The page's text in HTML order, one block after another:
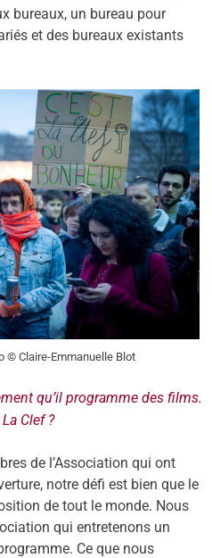
bureaux, un bureau pour
et des bureaux existants
© Claire-Emmanuelle Blot
qu’il programme des films.
Clef ?
de l’Association qui ont
notre défi est bien que le
de tout le monde. Nous
qui entretenons un
Ce que nous